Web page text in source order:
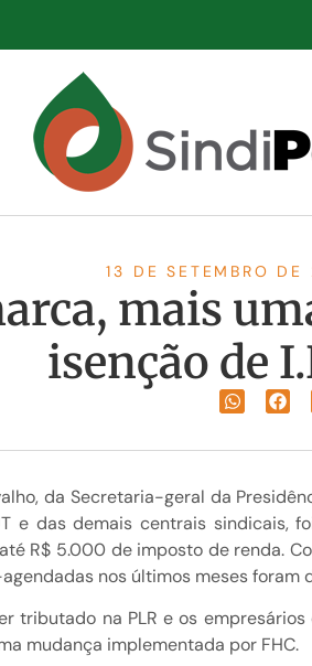
13 DE SETEMBRO DE
mais
isenção de
da Secretaria-geral da
e das demais centrais sindicais,
R$ 5.000 de imposto de renda.
nos últimos meses
tributado na PLR e os
mudança implementada por FHC.